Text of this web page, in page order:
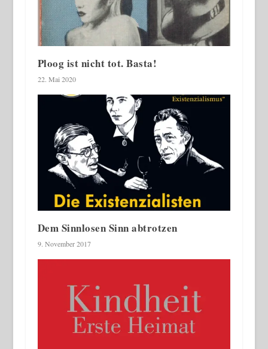
Ploog ist nicht tot. Basta!
22. Mai 2020
Dem Sinnlosen Sinn abtrotzen
9. November 2017